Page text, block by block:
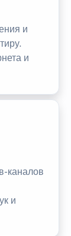
и
и
каналов
и